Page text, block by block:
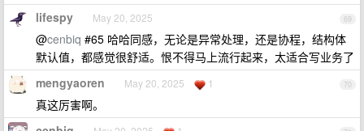
69
lifespy May 20, 2025
@cenbiq #65 哈哈同感，无论是异常处理，还是协程，结构体
默认值，都感觉很舒适。恨不得马上流行起来，太适合写业务了
70
mengyaoren May 20, 2025 1
真这厉害啊。